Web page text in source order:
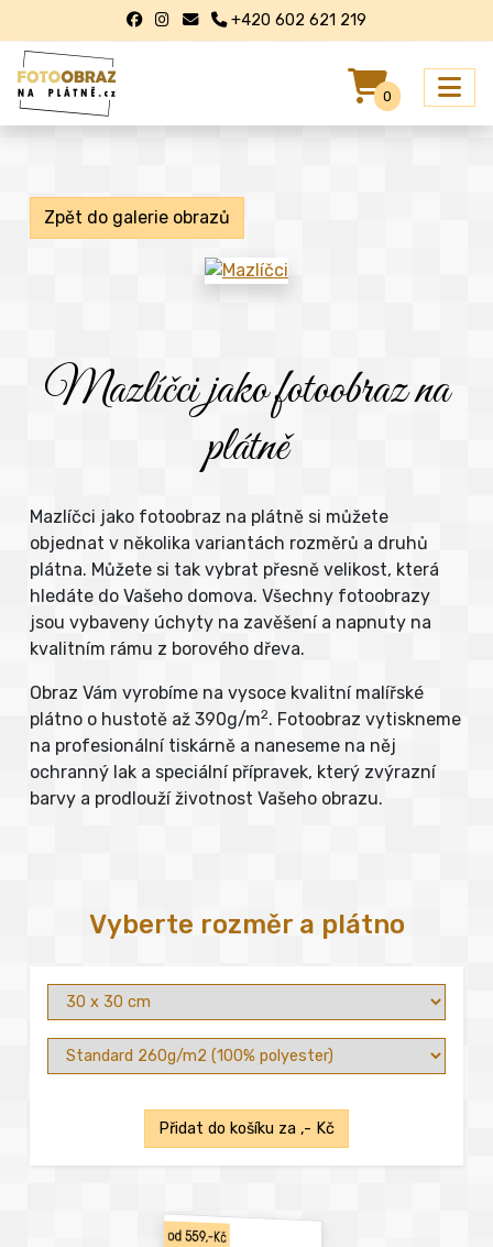
+420 602 621 219
0
Zpět do galerie obrazů
Mazlíčci jako fotoobraz na
plátně
Mazlíčci jako fotoobraz na plátně si můžete
objednat v několika variantách rozměrů a druhů
plátna. Můžete si tak vybrat přesně velikost, která
hledáte do Vašeho domova. Všechny fotoobrazy
jsou vybaveny úchyty na zavěšení a napnuty na
kvalitním rámu z borového dřeva.
Obraz Vám vyrobíme na vysoce kvalitní malířské
plátno o hustotě až 390g/m2. Fotoobraz vytiskneme
na profesionální tiskárně a naneseme na něj
ochranný lak a speciální přípravek, který zvýrazní
barvy a prodlouží životnost Vašeho obrazu.
Vyberte rozměr a plátno
Přidat do košíku za ,- Kč
od 559,-Kč